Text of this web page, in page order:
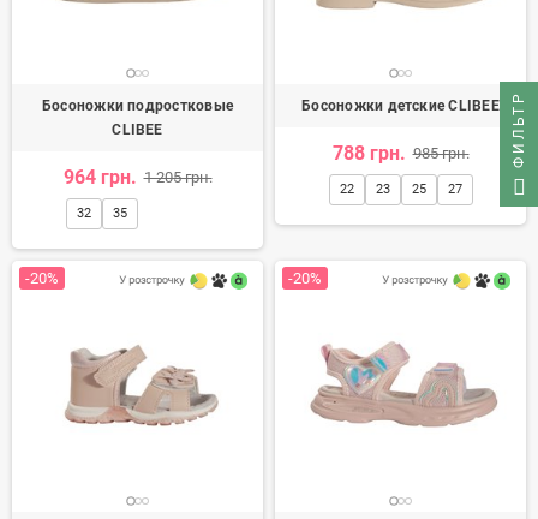
Босоножки подростковые
CLIBEE
964 грн. 1 205 грн.
32 35
Босоножки детские CLIBEE
788 грн. 985 грн.
22 23 25 27
-20% -20%
ФИЛЬТР